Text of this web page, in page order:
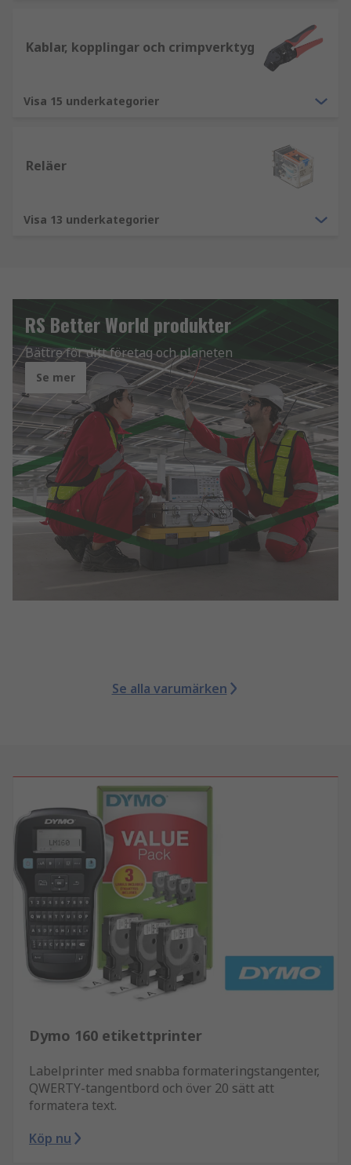
Kablar, kopplingar och crimpverktyg
Visa 15 underkategorier
Reläer
Visa 13 underkategorier
RS Better World produkter
Bättre för ditt företag och planeten
Se mer
Se alla varumärken
Dymo 160 etikettprinter
Labelprinter med snabba formateringstangenter,
QWERTY-tangentbord och över 20 sätt att
formatera text.
Köp nu